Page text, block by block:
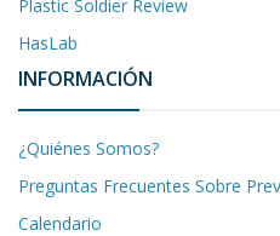
Plastic Soldier Review
HasLab
INFORMACIÓN
¿Quiénes Somos?
Preguntas Frecuentes Sobre
Calendario